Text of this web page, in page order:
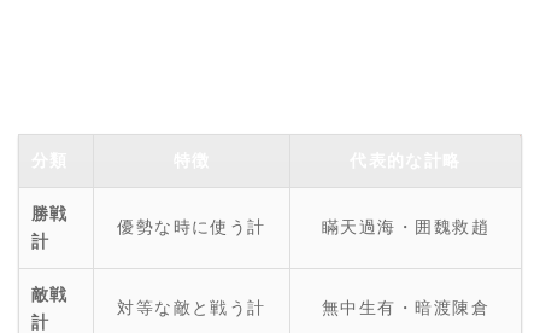
勝戦
計
優勢な時に使う計 瞞天過海・囲魏救趙
敵戦
計
対等な敵と戦う計 無中生有・暗渡陳倉